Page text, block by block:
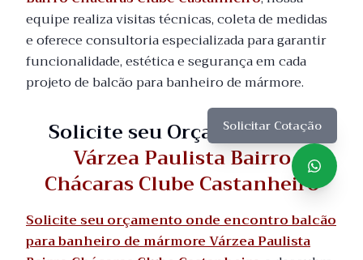
equipe realiza visitas técnicas, coleta de medidas
e oferece consultoria especializada para garantir
funcionalidade, estética e segurança em cada
projeto de balcão para banheiro de mármore.
Solicite seu Orçamento em
Várzea Paulista Bairro
Chácaras Clube Castanheiro
Solicite seu orçamento onde encontro balcão
para banheiro de mármore Várzea Paulista
Solicitar Cotação